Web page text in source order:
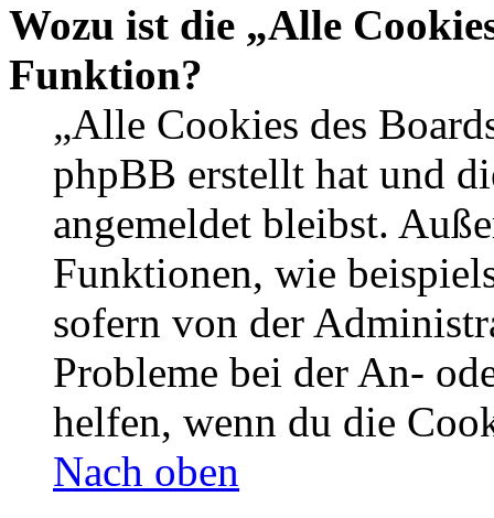
Wozu ist die „Alle
Funktion?
„Alle Cookies des
phpBB erstellt hat und
angemeldet bleibst.
Funktionen, wie
sofern von der
Probleme bei der An-
helfen, wenn du die
Nach oben